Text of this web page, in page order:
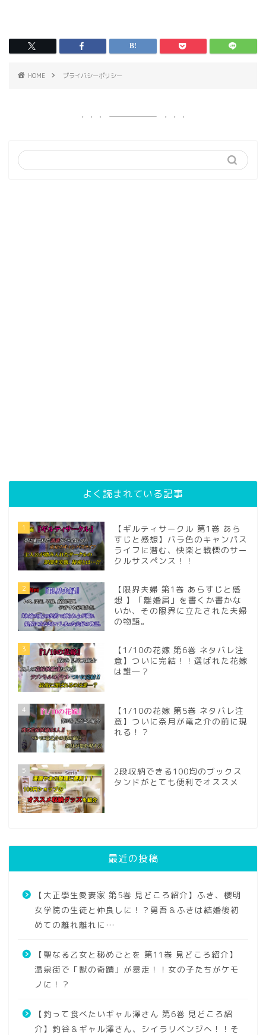
HOME プライバシーポリシー
よく読まれている記事
1
【ギルティサークル 第1巻 あら
すじと感想】バラ色のキャンパス
ライフに潜む、快楽と戦慄のサー
クルサスペンス！！
2
【限界夫婦 第1巻 あらすじと感
想 】「離婚届」を書くか書かな
いか、その限界に立たされた夫婦
の物語。
3
【1/10の花嫁 第6巻 ネタバレ注
意】ついに完結！！選ばれた花嫁
は誰―？
4
【1/10の花嫁 第5巻 ネタバレ注
意】ついに奈月が竜之介の前に現
れる！？
5
2段収納できる100均のブックス
タンドがとても便利でオススメ
最近の投稿
【大正學生愛妻家 第5巻 見どころ紹介】ふき、櫻明
女学院の生徒と仲良しに！？勇吾＆ふきは結婚後初
めての離れ離れに…
【聖なる乙女と秘めごとを 第11巻 見どころ紹介】
温泉街で「獣の奇蹟」が暴走！！女の子たちがケモ
ノに！？
【釣って食べたいギャル澤さん 第6巻 見どころ紹
介】釣谷＆ギャル澤さん、シイラリベンジへ！！そ